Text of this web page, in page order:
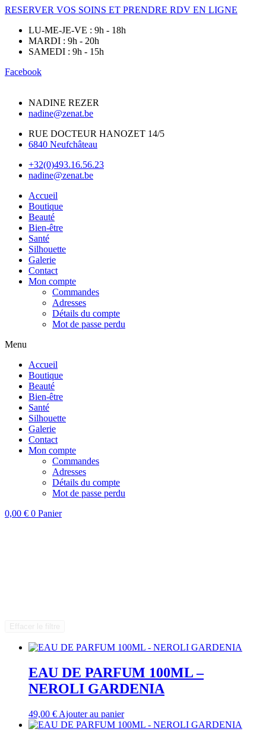
RESERVER VOS SOINS ET PRENDRE RDV EN LIGNE
LU-ME-JE-VE : 9h - 18h
MARDI : 9h - 20h
SAMEDI : 9h - 15h
Facebook
NADINE REZER
nadine@zenat.be
RUE DOCTEUR HANOZET 14/5
6840 Neufchâteau
+32(0)493.16.56.23
nadine@zenat.be
Accueil
Boutique
Beauté
Bien-être
Santé
Silhouette
Galerie
Contact
Mon compte
Commandes
Adresses
Détails du compte
Mot de passe perdu
Menu
Accueil
Boutique
Beauté
Bien-être
Santé
Silhouette
Galerie
Contact
Mon compte
Commandes
Adresses
Détails du compte
Mot de passe perdu
0,00 € 0 Panier
EAU DE PARFUM 100ML –
NEROLI GARDENIA
49,00 € Ajouter au panier